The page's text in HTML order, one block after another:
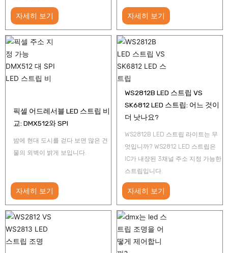
자세히 보기 자세히 보기
픽셀 어드레서블 LED 스트립 비
교: DMX512와 SPI
밤에 현대 도시를 걷다 보면 많은 건
물의 외벽이 밝게 보입니다.
자세히 보기
WS2812B LED 스트립 VS
SK6812 LED 스트립: 어느 것이
더 낫나요?
WS2812B LED 스트립 라이트는 무
엇입니까? WS2812 LED 스트립은
IC가 내장된 3채널 주소 지정 가능한
스트립입니다.
자세히 보기